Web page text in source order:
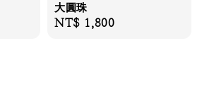
大圓珠
Regular
NT$ 1,800